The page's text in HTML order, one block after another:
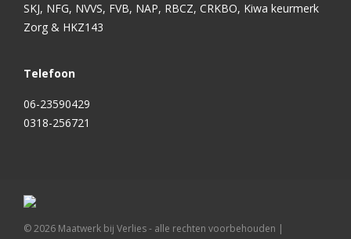
SKJ, NFG, NVVS, FVB, NAP, RBCZ, CRKBO, Kiwa keurmerk
Zorg & HKZ143
Telefoon
06-23590429
0318-256721
©2026 Maatwerk bij Verlies - alle rechten voorbehouden |